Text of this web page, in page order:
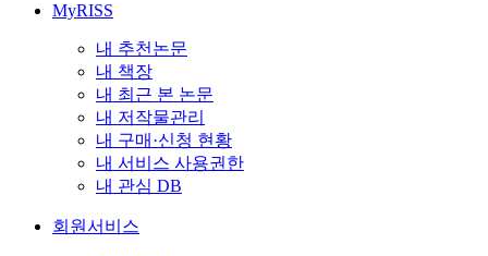
MyRISS
내 추천논문
내 책장
내 최근 본 논문
내 저작물관리
내 구매·신청 현황
내 서비스 사용권한
내 관심 DB
회원서비스